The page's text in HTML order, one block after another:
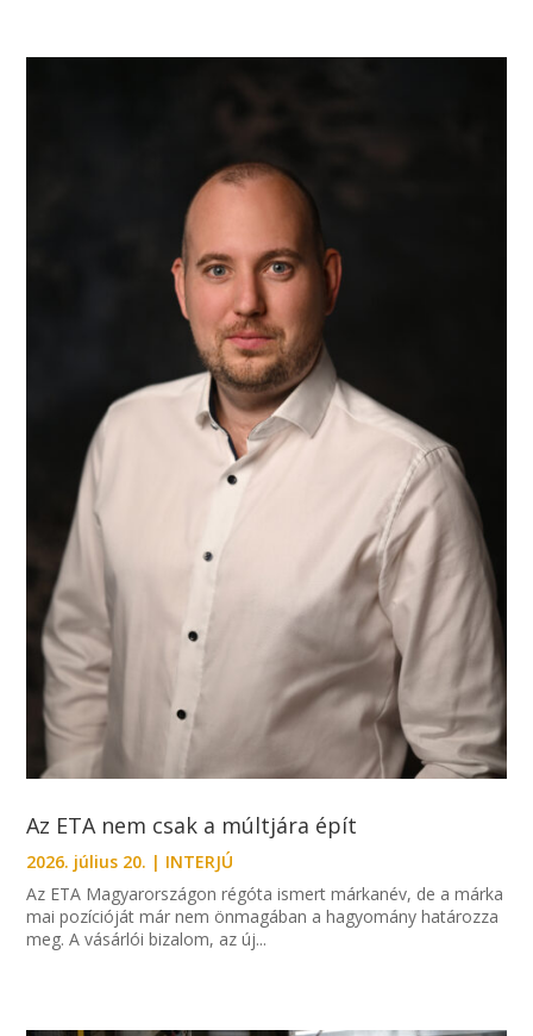
Az ETA nem csak a múltjára épít
2026. július 20. | INTERJÚ
Az ETA Magyarországon régóta ismert márkanév, de a márka
mai pozícióját már nem önmagában a hagyomány határozza
meg. A vásárlói bizalom, az új...